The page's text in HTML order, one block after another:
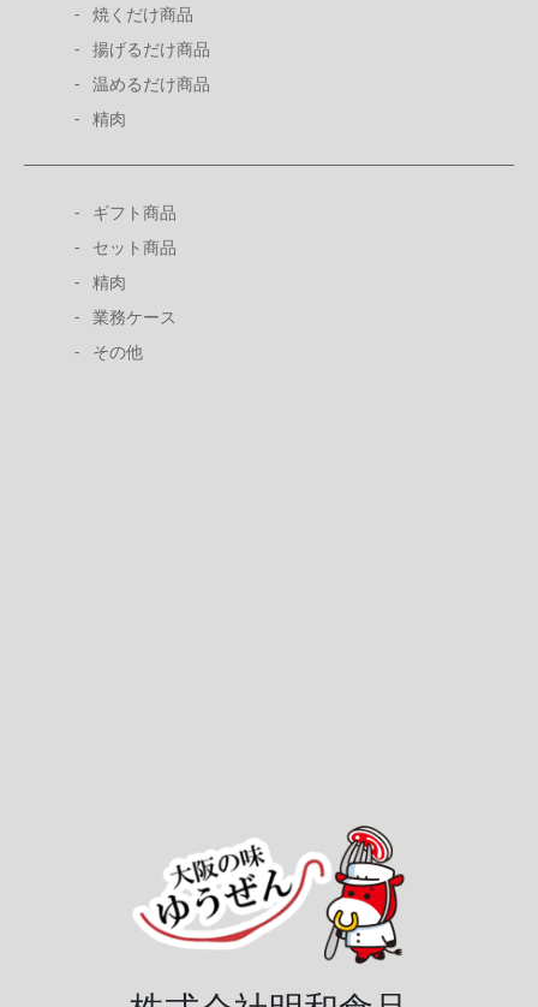
焼くだけ商品
揚げるだけ商品
温めるだけ商品
精肉
ギフト商品
セット商品
精肉
業務ケース
その他